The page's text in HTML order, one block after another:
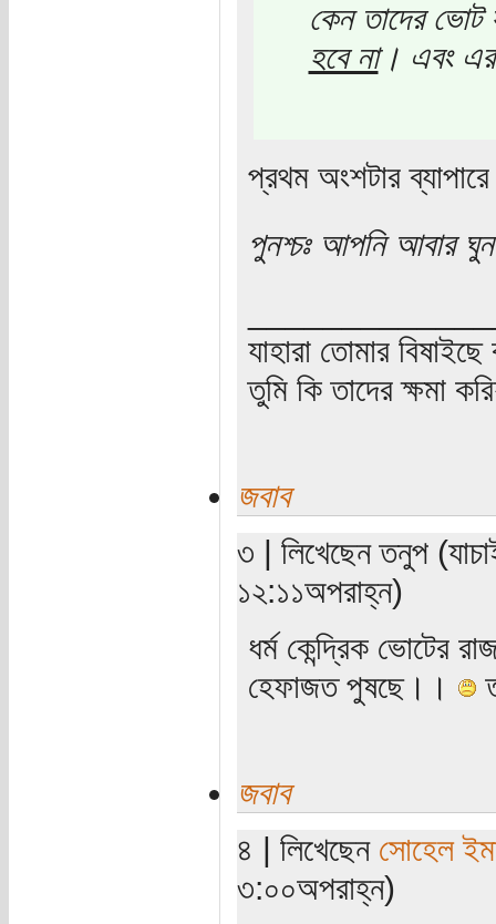
কেন তাদের ভোট
হবে না। এবং
প্রথম অংশটার
পুনশ্চঃ আপনি আবার
যাহারা তোমার
তুমি কি তাদের ক্ষমা
জবাব
৩ | লিখেছেন তনুপ
১২:১১অপরাহ্ন)
ধর্ম কেন্দ্রিক ভোটের
হেফাজত পুষছে।।
জবাব
৪ | লিখেছেন সোহেল
৩:০০অপরাহ্ন)